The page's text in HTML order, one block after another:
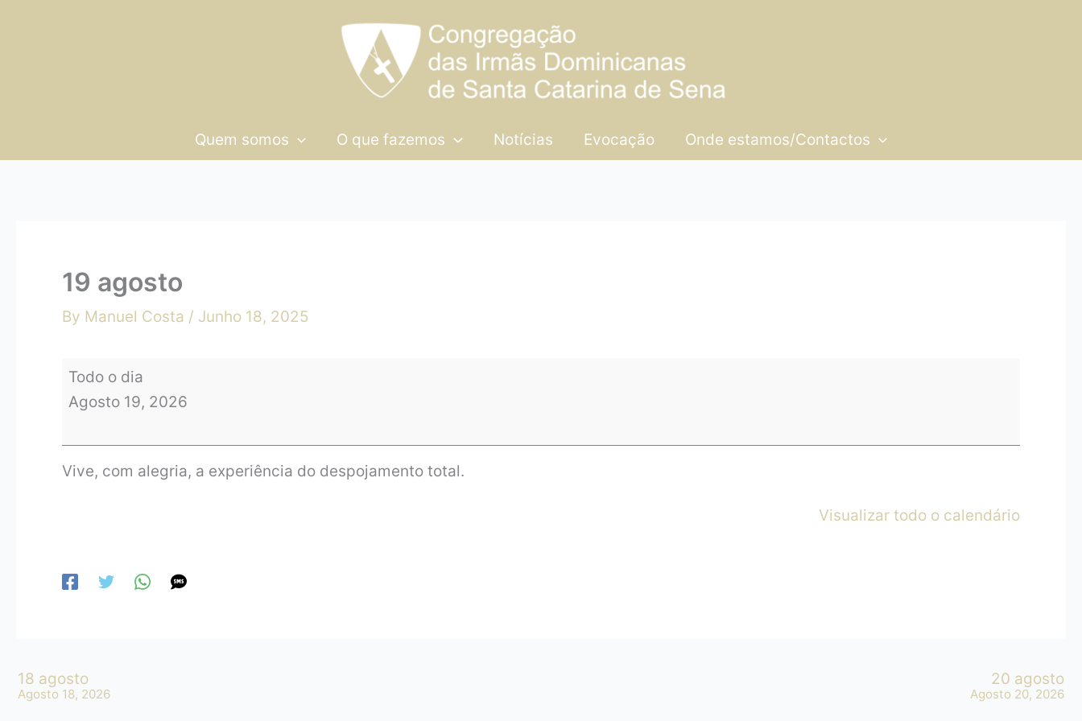
Quem somos O que fazemos Notícias Evocação Onde estamos/Contactos
19 agosto
By Manuel Costa / Junho 18, 2025
Todo o dia
Agosto 19, 2026
Vive, com alegria, a experiência do despojamento total.
Visualizar todo o calendário
18 agosto
Agosto 18, 2026
20 agosto
Agosto 20, 2026